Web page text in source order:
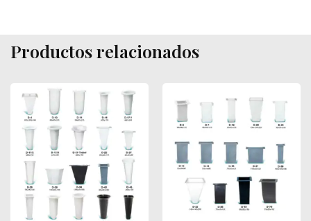
Productos relacionados